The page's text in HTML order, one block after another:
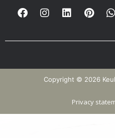
Copyright © 2026
Privacy